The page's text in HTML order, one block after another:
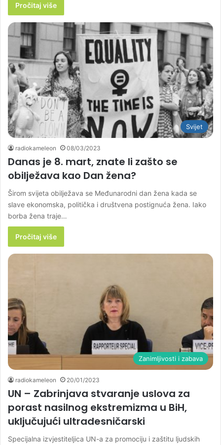
Pročitaj više
Svijet
radiokameleon 08/03/2023
Danas je 8. mart, znate li zašto se
obilježava kao Dan žena?
Širom svijeta obilježava se Međunarodni dan žena kada se
slave ekonomska, politička i društvena postignuća žena. Iako
borba žena traje…
Pročitaj više
Zanimljivosti i zabava
radiokameleon 20/01/2023
UN – Zabrinjava stvaranje uslova za
porast nasilnog ekstremizma u BiH,
uključujući ultradesničarski
Specijalna izvjestiteljica UN-a za promociju i zaštitu ljudskih